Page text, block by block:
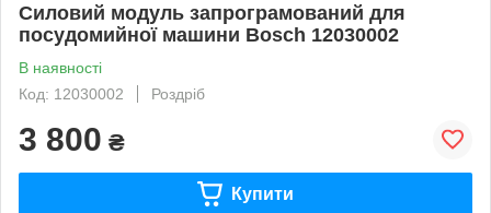
Силовий модуль запрограмований для
посудомийної машини Bosch 12030002
В наявності
Код: 12030002
Роздріб
3 800 ₴
Купити